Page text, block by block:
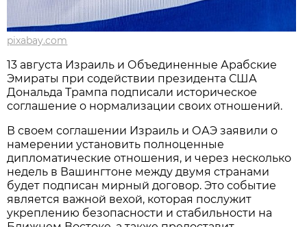
pixabay.com
13 августа Израиль и Объединенные Арабские
Эмираты при содействии президента США
Дональда Трампа подписали историческое
соглашение о нормализации своих отношений.
В своем соглашении Израиль и ОАЭ заявили о
намерении установить полноценные
дипломатические отношения, и через несколько
недель в Вашингтоне между двумя странами
будет подписан мирный договор. Это событие
является важной вехой, которая послужит
укреплению безопасности и стабильности на